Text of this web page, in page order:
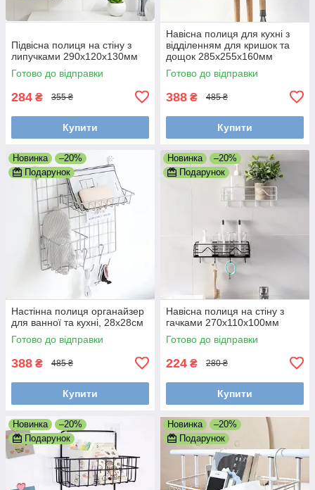
Підвісна полиця на стіну з
липучками 290х120х130мм
Готово до відправки
284 ₴ 355 ₴
Купити
Навісна полиця для кухні з
відділенням для кришок та
дощок 285х255х160мм
Готово до відправки
388 ₴ 485 ₴
Купити
Новинка
–20%
Подарунок
Настінна полиця органайзер
для ванної та кухні, 28x28см
Готово до відправки
388 ₴ 485 ₴
Купити
Новинка
–20%
Подарунок
Навісна полиця на стіну з
гачками 270х110х100мм
Готово до відправки
224 ₴ 280 ₴
Купити
Новинка
–20%
Подарунок
Новинка
–20%
Подарунок